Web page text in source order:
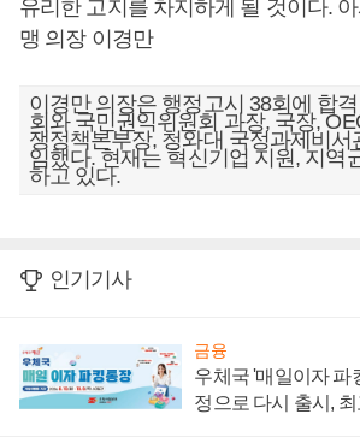
유리한 고지를 차지하게 될 것이다.
맹 의장 이경만
이경만 의장은 행정고시 38회에 합
회와 국민권익위원회 과장, 국장,
쟁정책본부장, 청와대 국정과제비서
임했다. 현재는 혁신기업 지원, 지역
하고 있다.
인기기사
금융
우체국 '매일이자 파
정으로 다시 출시, 최